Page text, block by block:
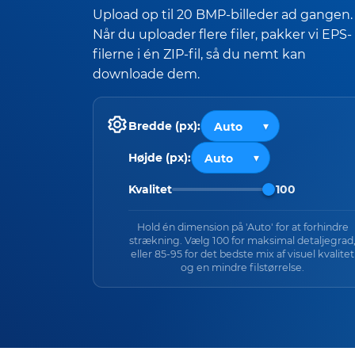
Upload op til 20 BMP-billeder ad gangen.
Når du uploader flere filer, pakker vi EPS-
filerne i én ZIP-fil, så du nemt kan
downloade dem.
Bredde (px):
Højde (px):
Kvalitet 100
Hold én dimension på 'Auto' for at forhindre
strækning. Vælg 100 for maksimal detaljegrad,
eller 85-95 for det bedste mix af visuel kvalitet
og en mindre filstørrelse.